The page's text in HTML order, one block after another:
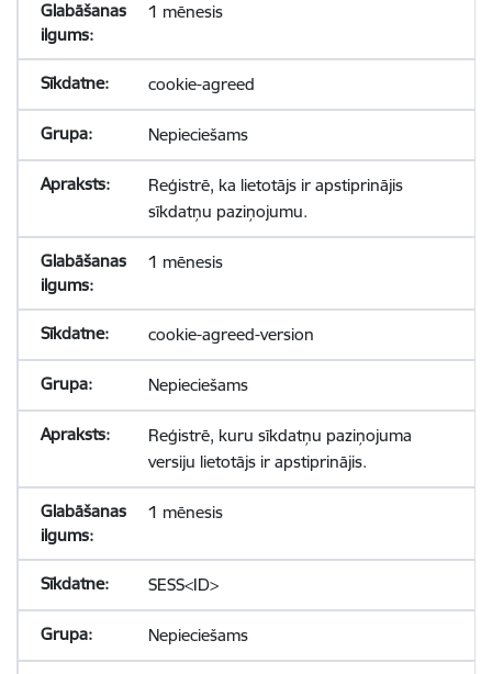
1 mēnesis
cookie-agreed
Nepieciešams
Reģistrē, ka lietotājs ir apstiprinājis
sīkdatņu paziņojumu.
1 mēnesis
cookie-agreed-version
Nepieciešams
Reģistrē, kuru sīkdatņu paziņojuma
versiju lietotājs ir apstiprinājis.
1 mēnesis
SESS<ID>
Nepieciešams